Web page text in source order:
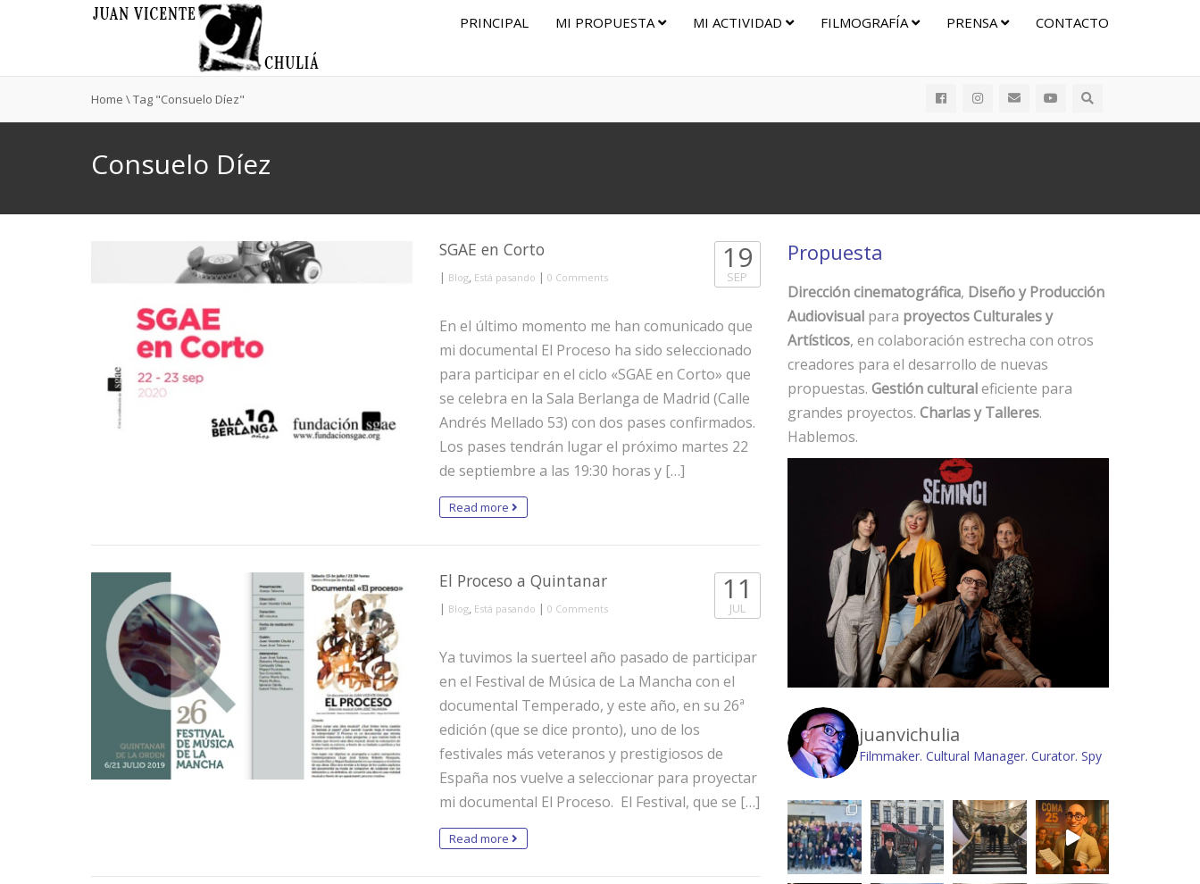
PRINCIPAL MI PROPUESTA MI ACTIVIDAD FILMOGRAFÍA PRENSA CONTACTO
Home \Tag "Consuelo Díez"
Consuelo Díez
SGAE en Corto
| Blog, Está pasando | 0 Comments
19
SEP
En el último momento me han comunicado que
mi documental El Proceso ha sido seleccionado
para participar en el ciclo «SGAE en Corto» que
se celebra en la Sala Berlanga de Madrid (Calle
Andrés Mellado 53) con dos pases confirmados.
Los pases tendrán lugar el próximo martes 22
de septiembre a las 19:30 horas y […]
Read more
El Proceso a Quintanar
| Blog, Está pasando | 0 Comments
11
JUL
Ya tuvimos la suerteel año pasado de participar
en el Festival de Música de La Mancha con el
documental Temperado, y este año, en su 26ª
edición (que se dice pronto), uno de los
festivales más veteranos y prestigiosos de
España nos vuelve a seleccionar para proyectar
mi documental El Proceso. El Festival, que se […]
Read more
Propuesta
Dirección cinematográfica, Diseño y Producción
Audiovisual para proyectos Culturales y
Artísticos, en colaboración estrecha con otros
creadores para el desarrollo de nuevas
propuestas. Gestión culturaleficiente para
grandes proyectos. Charlas y Talleres.
Hablemos.
juanvichulia
Filmmaker. Cultural Manager. Curator. Spy